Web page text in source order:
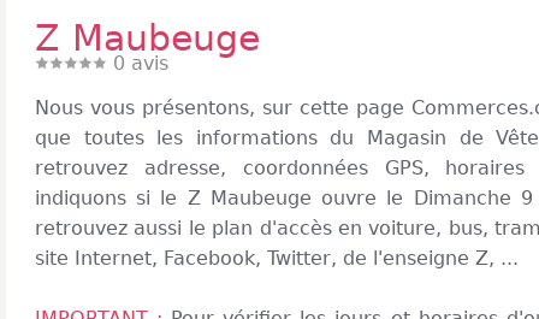
Z Maubeuge
0 avis
Nous vous présentons, sur cette page
que toutes les informations du Magasin de
retrouvez adresse, coordonnées GPS,
indiquons si le Z Maubeuge ouvre le Dimanche
retrouvez aussi le plan d'accès en voiture, bus,
site Internet, Facebook, Twitter, de l'enseigne Z, ...